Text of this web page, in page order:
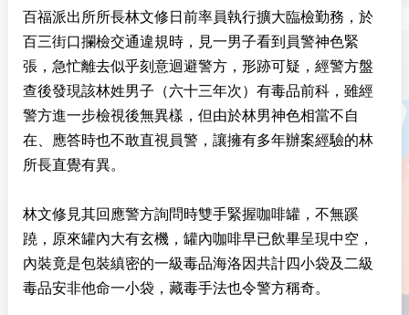
百福派出所所長林文修日前率員執行擴大臨檢勤務，於
百三街口攔檢交通違規時，見一男子看到員警神色緊
張，急忙離去似乎刻意迴避警方，形跡可疑，經警方盤
查後發現該林姓男子（六十三年次）有毒品前科，雖經
警方進一步檢視後無異樣，但由於林男神色相當不自
在、應答時也不敢直視員警，讓擁有多年辦案經驗的林
所長直覺有異。
林文修見其回應警方詢問時雙手緊握咖啡罐，不無蹊
蹺，原來罐內大有玄機，罐內咖啡早已飲畢呈現中空，
內裝竟是包裝縝密的一級毒品海洛因共計四小袋及二級
毒品安非他命一小袋，藏毒手法也令警方稱奇。